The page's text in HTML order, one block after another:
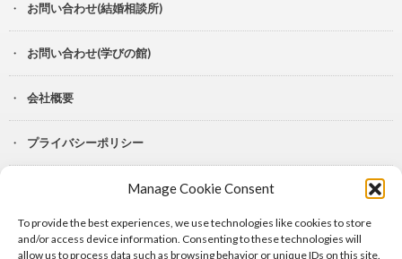
Manage Cookie Consent
To provide the best experiences, we use technologies like cookies to store
and/or access device information. Consenting to these technologies will
allow us to process data such as browsing behavior or unique IDs on this site.
お問い合わせ(結婚相談所)
お問い合わせ(学びの館)
会社概要
プライバシーポリシー
Lit.Link